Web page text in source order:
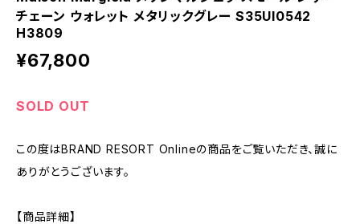
チェーン ウォレット メタリックグレー S35UI0542
H3809
¥67,800
SOLD OUT
この度はBRAND RESORT Onlineの商品をご覧いただき、誠に
ありがとうございます。
【商品詳細】